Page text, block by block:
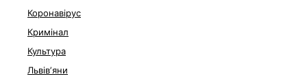
Коронавірус
Кримінал
Культура
Львівʼяни